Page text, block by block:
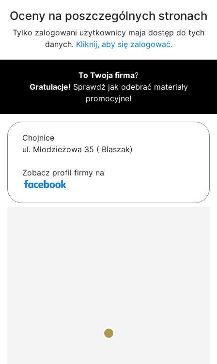
Oceny na poszczególnych stronach
Tylko zalogowani użytkownicy maja dostęp do tych
danych. Kliknij, aby się zalogować.
To Twoja firma?
Gratulacje! Sprawdź jak odebrać materiały
promocyjne!
Chojnice
ul. Młodzieżowa 35 ( Blaszak)
Zobacz profil firmy na